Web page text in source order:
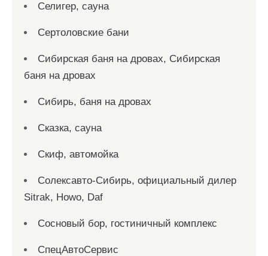
Селигер, сауна
Сертоловские бани
Сибирская баня на дровах, Сибирская
баня на дровах
Сибирь, баня на дровах
Сказка, сауна
Скиф, автомойка
Солексавто-Сибирь, официальный дилер
Sitrak, Howo, Daf
Сосновый бор, гостиничный комплекс
СпецАвтоСервис